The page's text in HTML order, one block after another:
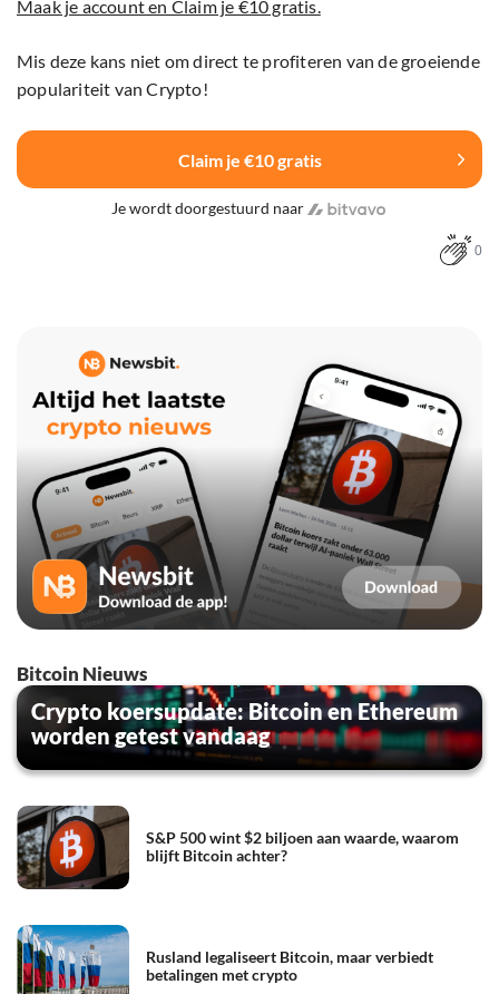
Maak je account en Claim je €10 gratis.
Mis deze kans niet om direct te profiteren van de groeiende
populariteit van Crypto!
Claim je €10 gratis
Je wordt doorgestuurd naar
0
Bitcoin Nieuws
Crypto koersupdate: Bitcoin en Ethereum
worden getest vandaag
S&P 500 wint $2 biljoen aan waarde, waarom
blijft Bitcoin achter?
Rusland legaliseert Bitcoin, maar verbiedt
betalingen met crypto